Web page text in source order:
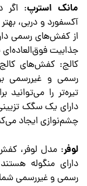
مانک استرپ: اگر
آکسفورد و دربی،
از کفش‌های رسمی
جذابیت
کالج: کفش‌های
رسمی و غیررسمی
تیره‌تر را
دارای یک سگک
چشم‌نوازی ایجاد
لوفر: مدل لوفر،
دارای منگوله
رسمی و غیررسمی